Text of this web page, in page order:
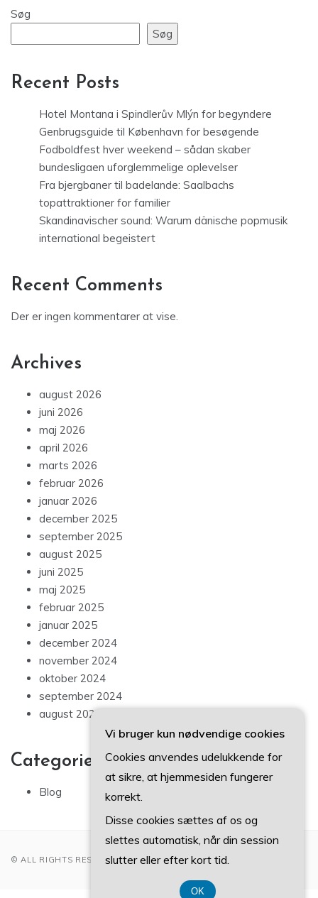
Søg
Søg
Recent Posts
Hotel Montana i Spindlerův Mlýn for begyndere
Genbrugsguide til København for besøgende
Fodboldfest hver weekend – sådan skaber
bundesligaen uforglemmelige oplevelser
Fra bjergbaner til badelande: Saalbachs
topattraktioner for familier
Skandinavischer sound: Warum dänische popmusik
international begeistert
Recent Comments
Der er ingen kommentarer at vise.
Archives
august 2026
juni 2026
maj 2026
april 2026
marts 2026
februar 2026
januar 2026
december 2025
september 2025
august 2025
juni 2025
maj 2025
februar 2025
januar 2025
december 2024
november 2024
oktober 2024
september 2024
august 2024
Categories
Blog
© ALL RIGHTS RESERVED 2022
Vi bruger kun nødvendige cookies
Cookies anvendes udelukkende for
at sikre, at hjemmesiden fungerer
korrekt.
Disse cookies sættes af os og
slettes automatisk, når din session
slutter eller efter kort tid.
OK